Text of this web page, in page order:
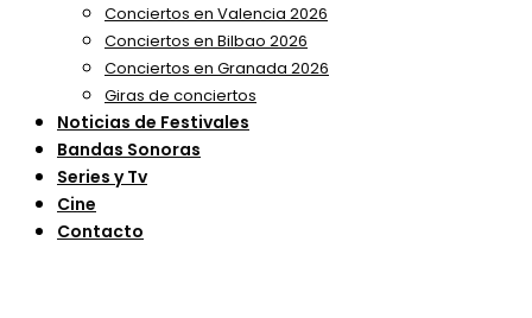
Conciertos en Valencia 2026
Conciertos en Bilbao 2026
Conciertos en Granada 2026
Giras de conciertos
Noticias de Festivales
Bandas Sonoras
Series y Tv
Cine
Contacto